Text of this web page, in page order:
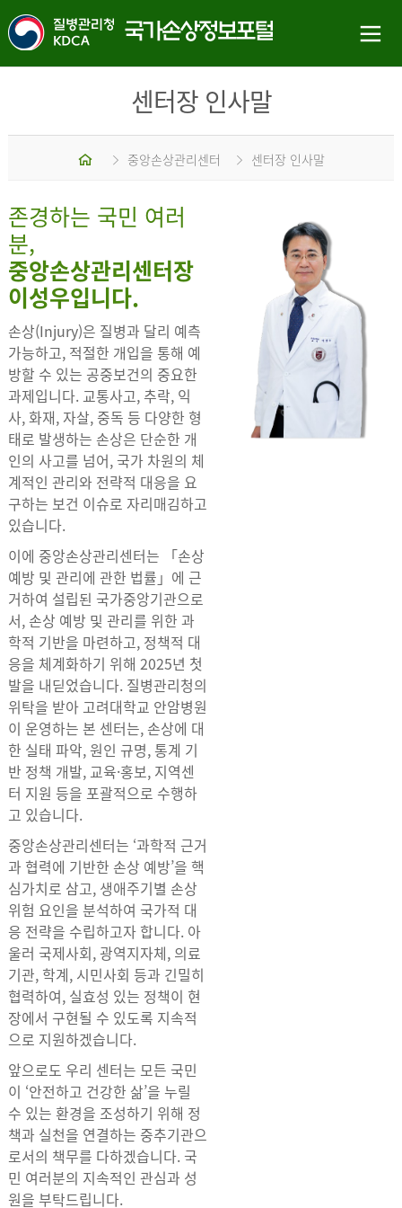
센터장 인사말
중앙손상관리센터 센터장 인사말
존경하는 국민 여러
분,
중앙손상관리센터장
이성우입니다.
손상(Injury)은 질병과 달리 예측
가능하고, 적절한 개입을 통해 예
방할 수 있는 공중보건의 중요한
과제입니다. 교통사고, 추락, 익
사, 화재, 자살, 중독 등 다양한 형
태로 발생하는 손상은 단순한 개
인의 사고를 넘어, 국가 차원의 체
계적인 관리와 전략적 대응을 요
구하는 보건 이슈로 자리매김하고
있습니다.
이에 중앙손상관리센터는 「손상
예방 및 관리에 관한 법률」에 근
거하여 설립된 국가중앙기관으로
서, 손상 예방 및 관리를 위한 과
학적 기반을 마련하고, 정책적 대
응을 체계화하기 위해 2025년 첫
발을 내딛었습니다. 질병관리청의
위탁을 받아 고려대학교 안암병원
이 운영하는 본 센터는, 손상에 대
한 실태 파악, 원인 규명, 통계 기
반 정책 개발, 교육·홍보, 지역센
터 지원 등을 포괄적으로 수행하
고 있습니다.
중앙손상관리센터는 ‘과학적 근거
과 협력에 기반한 손상 예방’을 핵
심가치로 삼고, 생애주기별 손상
위험 요인을 분석하여 국가적 대
응 전략을 수립하고자 합니다. 아
울러 국제사회, 광역지자체, 의료
기관, 학계, 시민사회 등과 긴밀히
협력하여, 실효성 있는 정책이 현
장에서 구현될 수 있도록 지속적
으로 지원하겠습니다.
앞으로도 우리 센터는 모든 국민
이 ‘안전하고 건강한 삶’을 누릴
수 있는 환경을 조성하기 위해 정
책과 실천을 연결하는 중추기관으
로서의 책무를 다하겠습니다. 국
민 여러분의 지속적인 관심과 성
원을 부탁드립니다.